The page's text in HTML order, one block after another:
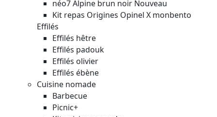
néo7 Alpine brun noir Nouveau
Kit repas Origines Opinel X monbento
Effilés
Effilés hêtre
Effilés padouk
Effilés olivier
Effilés ébène
Cuisine nomade
Barbecue
Picnic+